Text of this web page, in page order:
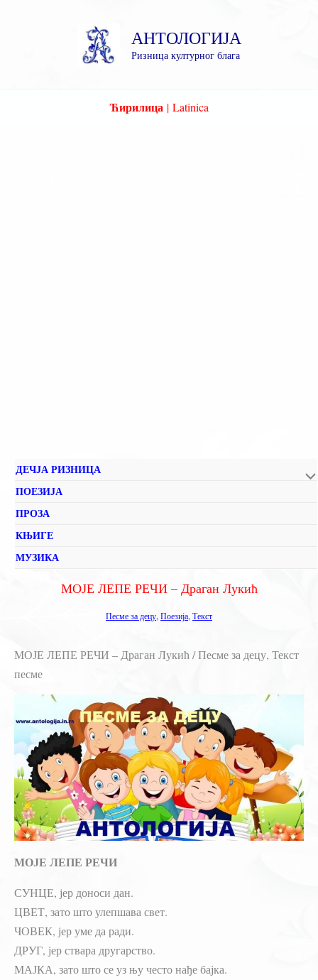
АНТОЛОГИЈА
Ризница културног блага
Ћирилица | Latinica
ДЕЧЈА РИЗНИЦА
ПОЕЗИЈА
ПРОЗА
КЊИГЕ
МУЗИКА
МОЈЕ ЛЕПЕ РЕЧИ – Драган Лукић
Песме за децу, Поезија, Текст
МОЈЕ ЛЕПЕ РЕЧИ – Драган Лукић / Песме за децу, Текст
песме
МОЈЕ ЛЕПЕ РЕЧИ
СУНЦЕ, јер доноси дан.
ЦВЕТ, зато што улепшава свет.
ЧОВЕК, јер уме да ради.
ДРУГ, јер ствара другарство.
МАЈКА, зато што се уз њу често нађе бајка.